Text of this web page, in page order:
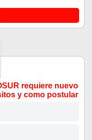
requiere nuevo
y como postular